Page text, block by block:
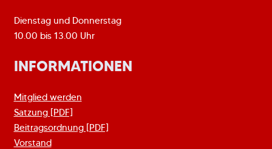
Dienstag und Donnerstag
10.00 bis 13.00 Uhr
INFORMATIONEN
Mitglied werden
Satzung [PDF]
Beitragsordnung [PDF]
Vorstand